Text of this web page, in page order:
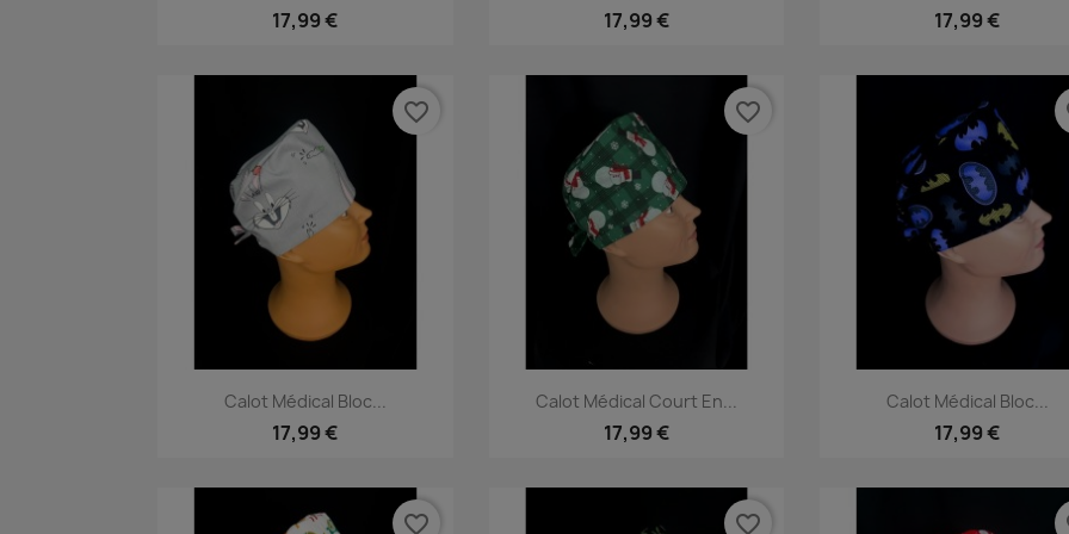
17,99 € 17,99 € 17,99 €
Aperçu rapide
Calot Médical Bloc...
17,99 €
favorite_border
 Aperçu rapide
Calot Médical Court En...
17,99 €
favorite_border
Aperçu rapide
Calot Médical Bloc...
17,99 €
favorite_border favorite_border